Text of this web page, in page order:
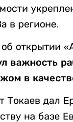
в регионе.
открытии
важность
в
дал
на базе